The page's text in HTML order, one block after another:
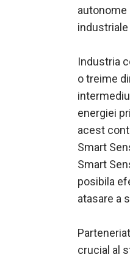
Industria
o treime
energiei
acest
Smart
Smart
posibila
atasare a
crucial al